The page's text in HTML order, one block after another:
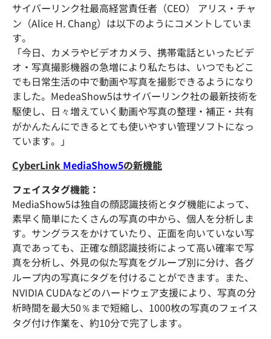
サイバーリンク社最高経営責任者（CEO） アリス・チャ
ン（Alice H. Chang）は以下のようにコメントしていま
す。
「今日、カメラやビデオカメラ、携帯電話といったビデ
オ・写真撮影機器の急増により私たちは、いつでもどこ
でも日常生活の中で動画や写真を撮影できるようになり
ました。MedeaShow5はサイバーリンク社の最新技術を
駆使し、日々増えていく動画や写真の整理・補正・共有
がかんたんにできるとても使いやすい管理ソフトになっ
ています。」
CyberLink MediaShow5の新機能
フェイスタグ機能：
MediaShow5は独自の顔認識技術とタグ機能によって、
素早く簡単にたくさんの写真の中から、個人を分析しま
す。サングラスをかけていたり、正面を向いていない写
真であっても、正確な顔認識技術によって高い確率で写
真を分析し、外見の似た写真をグループ別に分け、各グ
ループ内の写真にタグを付けることができます。また、
NVIDIA CUDAなどのハードウェア支援により、写真の分
析時間を最大50％まで短縮し、1000枚の写真のフェイス
タグ付け作業を、約10分で完了します。